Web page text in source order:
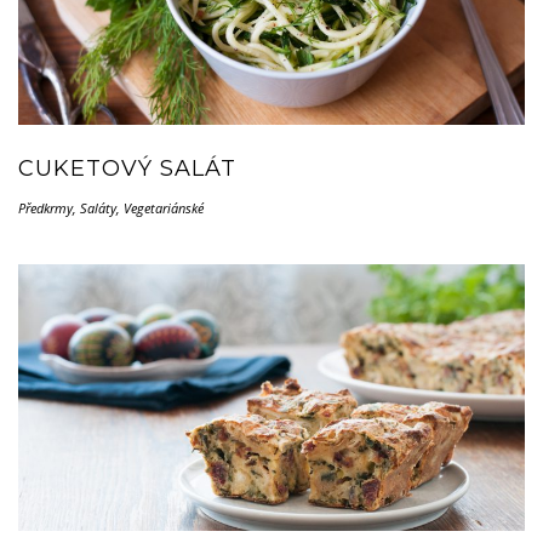
CUKETOVÝ SALÁT
Předkrmy, Saláty, Vegetariánské